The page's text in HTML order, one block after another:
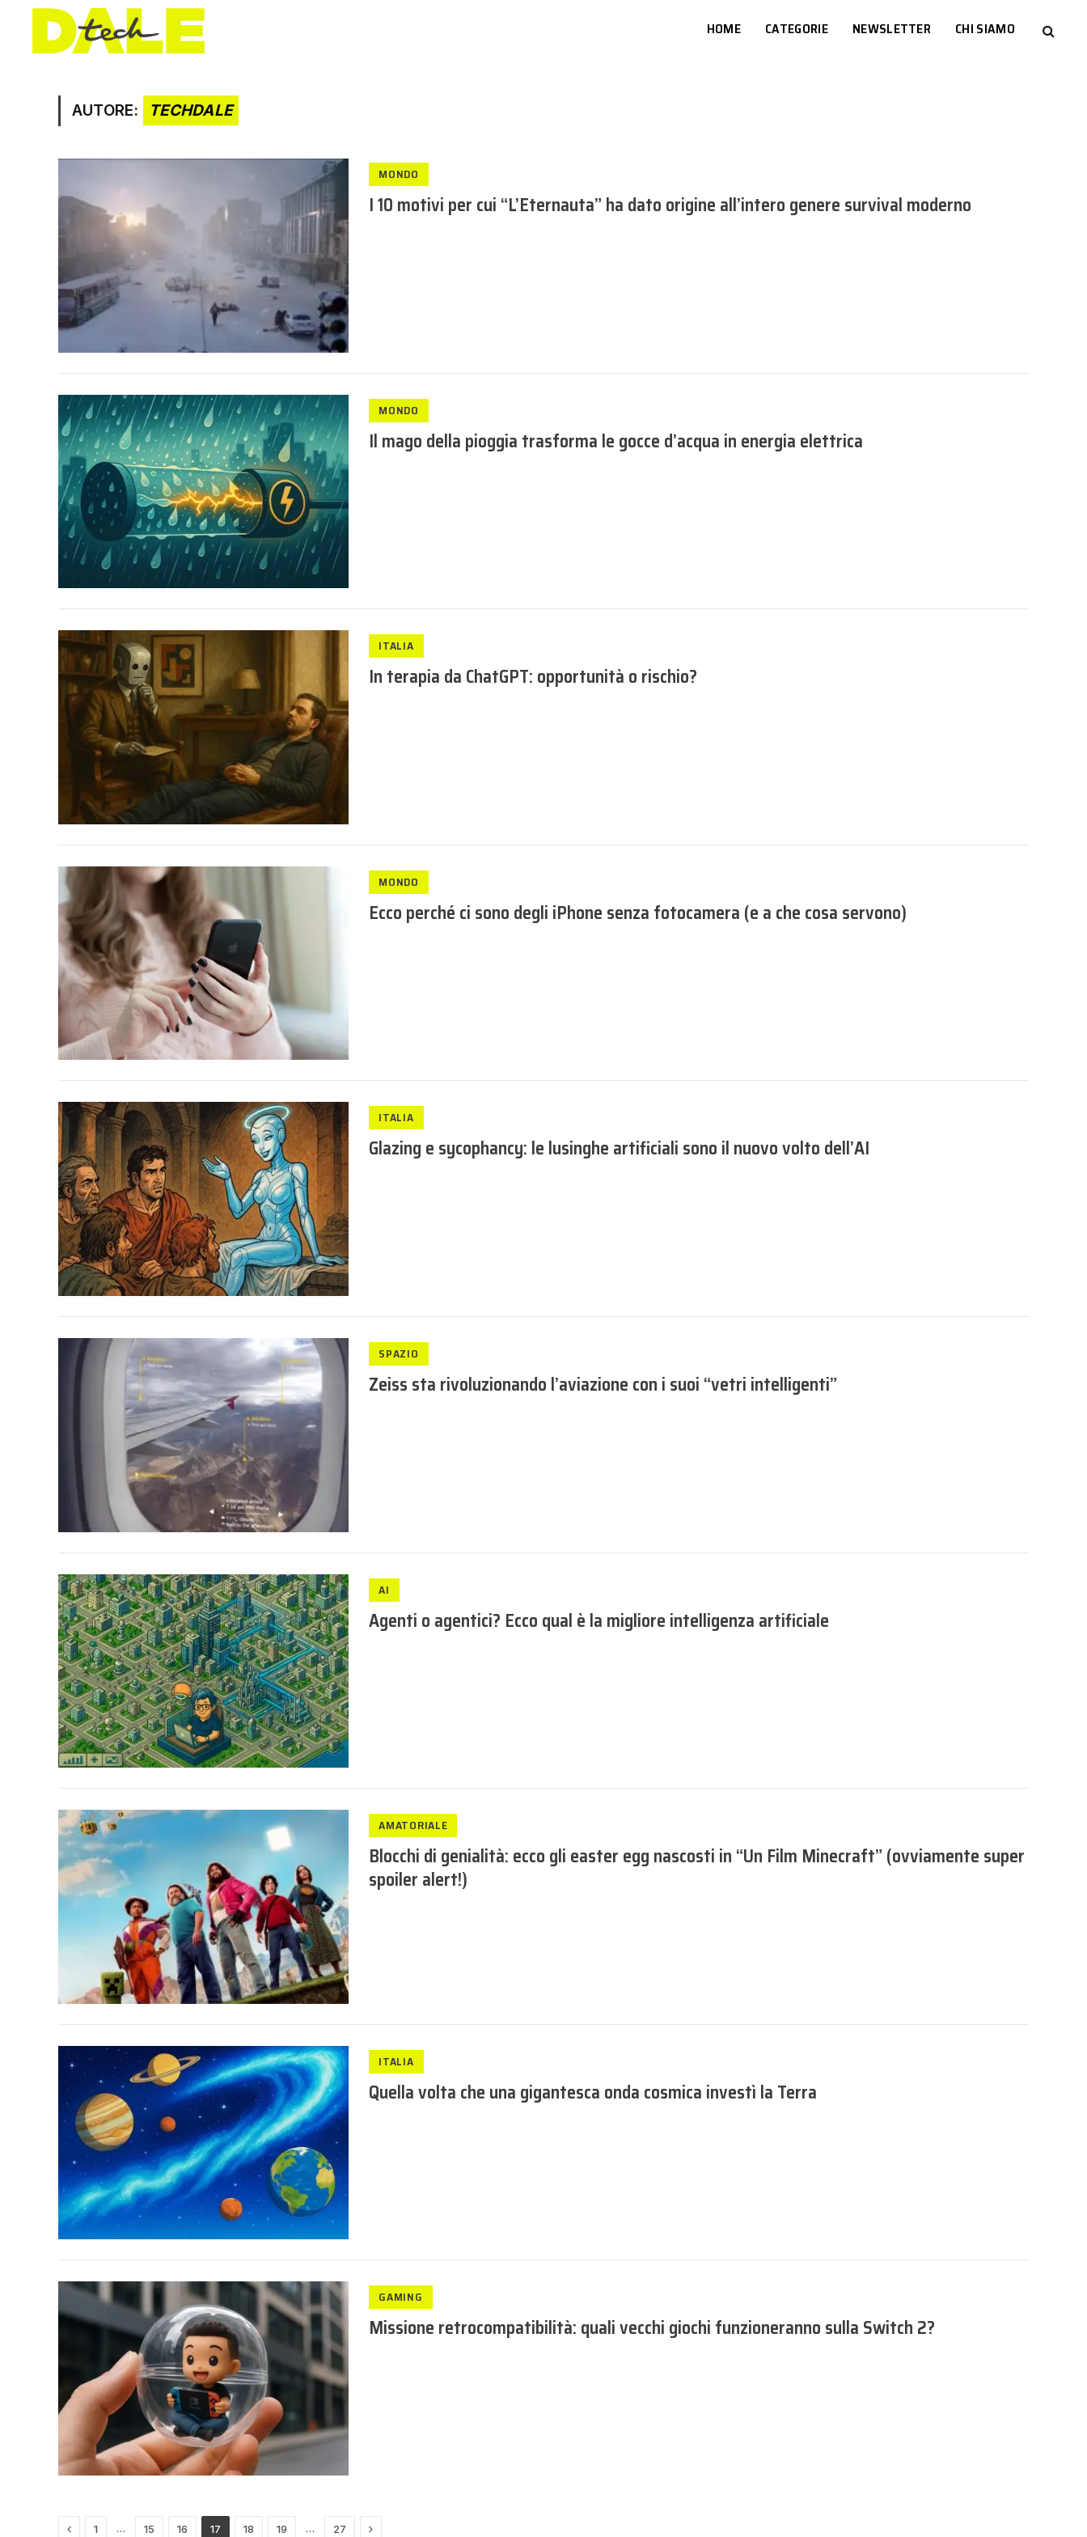
HOME CATEGORIE NEWSLETTER CHI SIAMO
AUTORE: TECHDALE
MONDO
I 10 motivi per cui “L’Eternauta” ha dato origine all’intero genere survival moderno
MONDO
Il mago della pioggia trasforma le gocce d’acqua in energia elettrica
ITALIA
In terapia da ChatGPT: opportunità o rischio?
MONDO
Ecco perché ci sono degli iPhone senza fotocamera (e a che cosa servono)
ITALIA
Glazing e sycophancy: le lusinghe artificiali sono il nuovo volto dell’AI
SPAZIO
Zeiss sta rivoluzionando l’aviazione con i suoi “vetri intelligenti”
AI
Agenti o agentici? Ecco qual è la migliore intelligenza artificiale
AMATORIALE
Blocchi di genialità: ecco gli easter egg nascosti in “Un Film Minecraft” (ovviamente super
spoiler alert!)
ITALIA
Quella volta che una gigantesca onda cosmica investì la Terra
GAMING
Missione retrocompatibilità: quali vecchi giochi funzioneranno sulla Switch 2?
Previous
1 … 15 16 17 18 19 … 27 Next